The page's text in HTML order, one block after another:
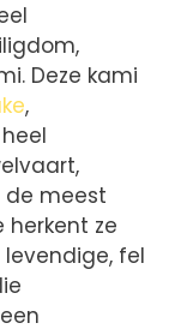
Deze kami
,
de meest
herkent ze
fel